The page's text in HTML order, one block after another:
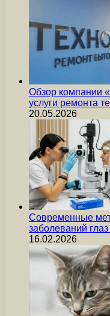
Обзор компании
услуги ремонта
20.05.2026
Современные
заболеваний
16.02.2026